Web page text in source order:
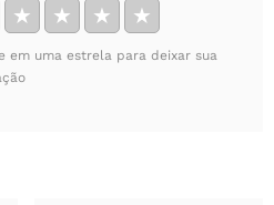
★ ★ ★ ★
em uma estrela para deixar sua